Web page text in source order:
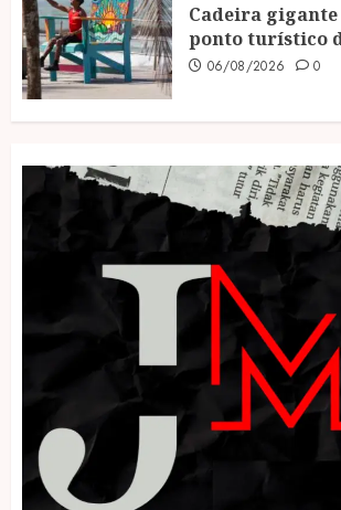
Cadeira gigante
ponto turístico
06/08/2026 0